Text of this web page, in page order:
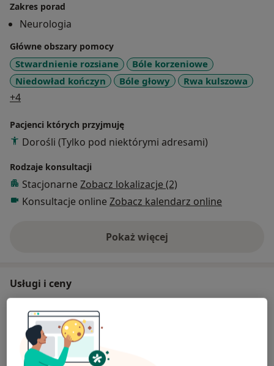
W ciągu wielu lat pracy zauważyłam, że wielu
pacjentów z różnych przyczyn nie może lub nie chce
korzystać ze stacjonarnej opieki lekarskiej. Jedną z
alternatyw są prywatne wizyty domowe, w trakcie
których, w środowisku najbardziej przyjaznym dla
pacjenta, bez presji czasu, mogę wykorzystać całą
moją wiedzę i wieloletnie doświadczenie, aby pomóc
Zakres porad
Neurologia
Główne obszary pomocy
Stwardnienie rozsiane
Bóle korzeniowe
Niedowład kończyn
Bóle głowy Rwa kulszowa
+4a11y_sr_more_diseases
Pacjenci których przyjmuję
Dorośli (Tylko pod niektórymi adresami)
Rodzaje konsultacji
Stacjonarne Zobacz lokalizacje (2)
Konsultacje online Zobacz kalendarz online
Pokaż więcejo doświadczeniu
Usługi i ceny
Konsultacja neurologiczna
Od 350 zł Szczegóły
Konsultacja online